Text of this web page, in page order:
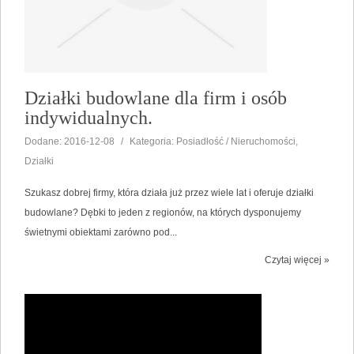
Działki budowlane dla firm i osób
indywidualnych.
Dodane: 2016-12-08 /
Kategoria: Posiadłość / Nieruchomości,
Działki
Szukasz dobrej firmy, która działa już przez wiele lat i oferuje działki
budowlane? Dębki to jeden z regionów, na których dysponujemy
świetnymi obiektami zarówno pod...
Czytaj więcej »